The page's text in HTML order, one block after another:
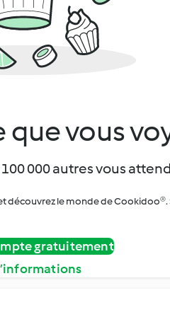
vous
000 autres vous
découvrez le monde de Cookidoo®.
gratuitement